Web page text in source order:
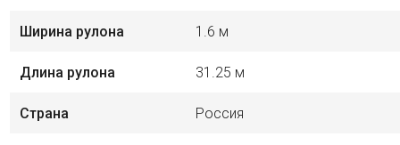
Ширина рулона 1.6 м
Длина рулона 31.25 м
Страна Россия